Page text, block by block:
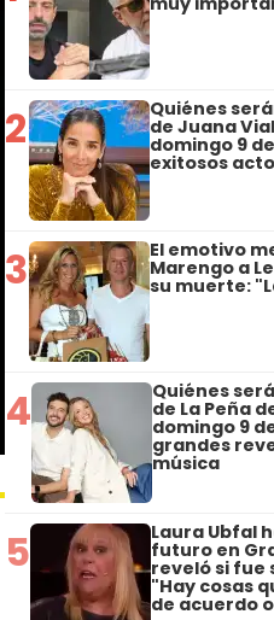
2 Quiénes
de Juana
domingo 9
exitosos
3 El emotivo
Marengo a
su muerte:
4 Quiénes
de La Peña
domingo 9
grandes
música
5 Laura Ubfal
futuro en
reveló si fue
"Hay cosas
de acuerdo